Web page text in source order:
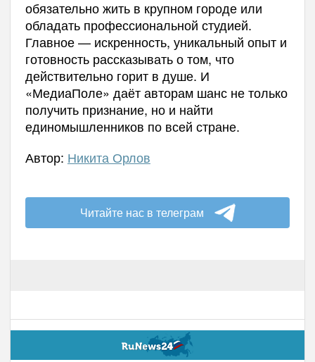
обязательно жить в крупном городе или
обладать профессиональной студией.
Главное — искренность, уникальный опыт и
готовность рассказывать о том, что
действительно горит в душе. И
«МедиаПоле» даёт авторам шанс не только
получить признание, но и найти
единомышленников по всей стране.
Автор: Никита Орлов
Читайте нас в телеграм